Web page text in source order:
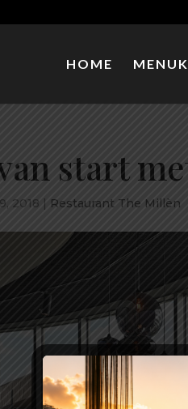
HOME
start
2018 Restaurant The Millèn